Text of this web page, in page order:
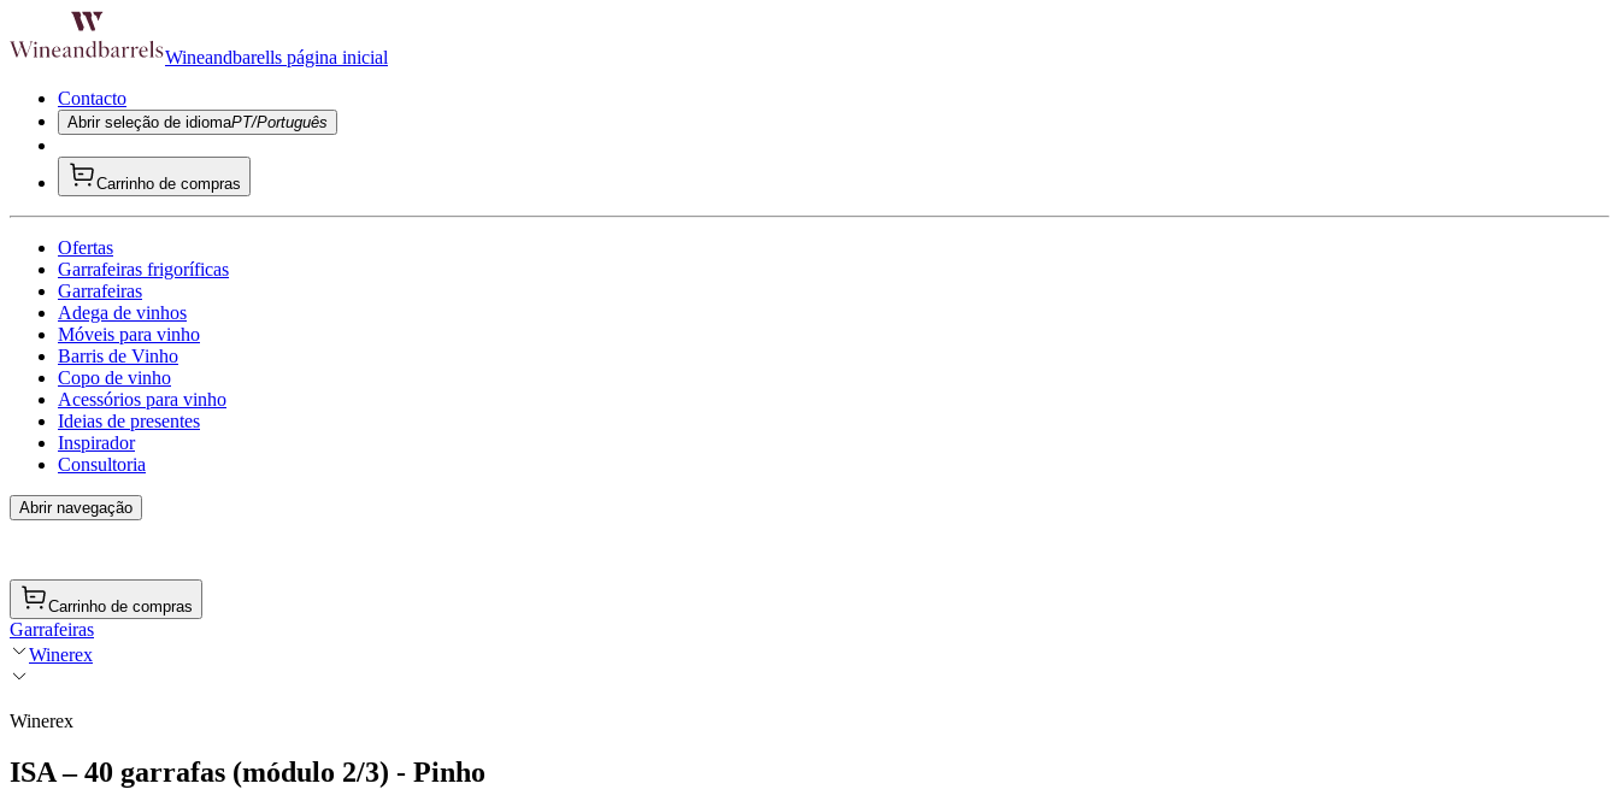
Wineandbarells página inicial
Contacto
Abrir seleção de idiomaPT/Português
Carrinho de compras
Ofertas
Garrafeiras frigoríficas
Garrafeiras
Adega de vinhos
Móveis para vinho
Barris de Vinho
Copo de vinho
Acessórios para vinho
Ideias de presentes
Inspirador
Consultoria
Abrir navegação
Carrinho de compras
Garrafeiras
Winerex
Winerex
ISA – 40 garrafas (módulo 2/3) - Pinho